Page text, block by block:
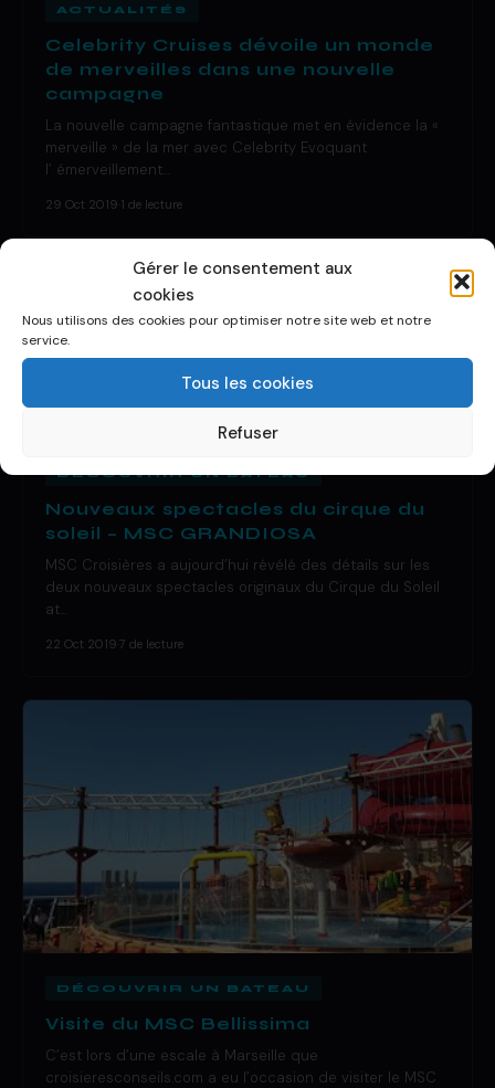
Gérer le consentement aux
cookies
Nous utilisons des cookies pour optimiser notre site web et notre
service.
Tous les cookies
Refuser
ACTUALITÉS
Celebrity Cruises dévoile un monde
de merveilles dans une nouvelle
campagne
La nouvelle campagne fantastique met en évidence la «
merveille » de la mer avec Celebrity Evoquant
l’ émerveillement…
29 Oct 2019 1 de lecture
DÉCOUVRIR UN BATEAU
Nouveaux spectacles du cirque du
soleil – MSC GRANDIOSA
MSC Croisières a aujourd’hui révélé des détails sur les
deux nouveaux spectacles originaux du Cirque du Soleil
at…
22 Oct 2019 7 de lecture
DÉCOUVRIR UN BATEAU
Visite du MSC Bellissima
C’est lors d’une escale à Marseille que
croisieresconseils.com a eu l’occasion de visiter le MSC